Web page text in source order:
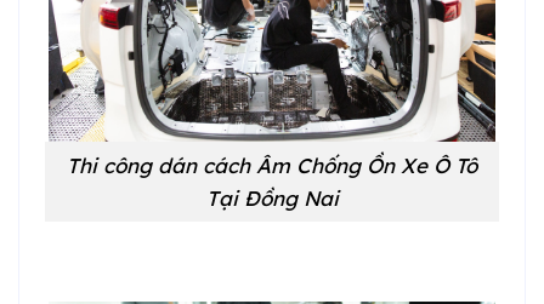
Thi công dán cách Âm Chống Ồn Xe Ô Tô
Tại Đồng Nai